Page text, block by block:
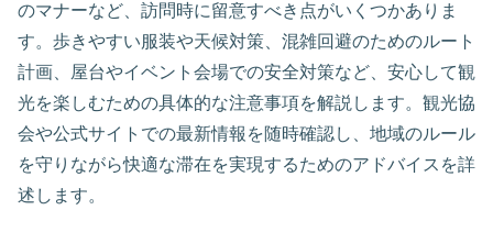
のマナーなど、訪問時に留意すべき点がいくつかありま
す。歩きやすい服装や天候対策、混雑回避のためのルート
計画、屋台やイベント会場での安全対策など、安心して観
光を楽しむための具体的な注意事項を解説します。観光協
会や公式サイトでの最新情報を随時確認し、地域のルール
を守りながら快適な滞在を実現するためのアドバイスを詳
述します。